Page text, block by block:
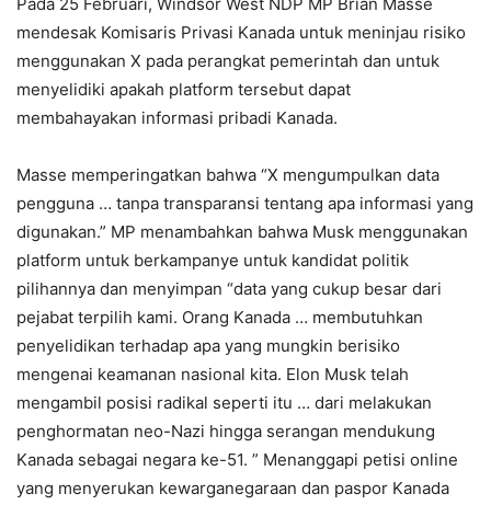
Pada 25 Februari, Windsor West NDP MP Brian Masse
mendesak Komisaris Privasi Kanada untuk meninjau risiko
menggunakan X pada perangkat pemerintah dan untuk
menyelidiki apakah platform tersebut dapat
membahayakan informasi pribadi Kanada.
Masse memperingatkan bahwa “X mengumpulkan data
pengguna … tanpa transparansi tentang apa informasi yang
digunakan.” MP menambahkan bahwa Musk menggunakan
platform untuk berkampanye untuk kandidat politik
pilihannya dan menyimpan “data yang cukup besar dari
pejabat terpilih kami. Orang Kanada … membutuhkan
penyelidikan terhadap apa yang mungkin berisiko
mengenai keamanan nasional kita. Elon Musk telah
mengambil posisi radikal seperti itu … dari melakukan
penghormatan neo-Nazi hingga serangan mendukung
Kanada sebagai negara ke-51. ” Menanggapi petisi online
yang menyerukan kewarganegaraan dan paspor Kanada